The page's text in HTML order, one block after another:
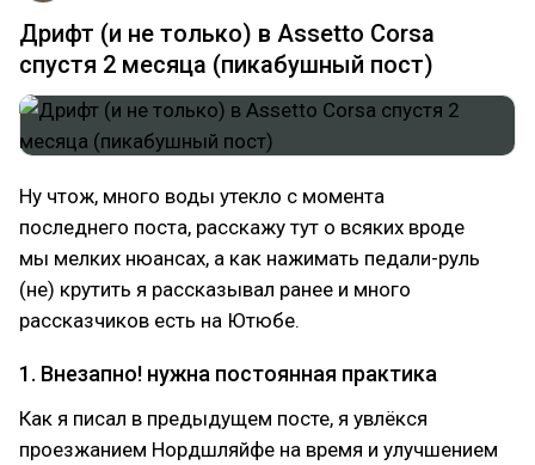
Дрифт (и не только) в Assetto Corsa
спустя 2 месяца (пикабушный пост)
Ну чтож, много воды утекло с момента
последнего поста, расскажу тут о всяких вроде
мы мелких нюансах, а как нажимать педали-руль
(не) крутить я рассказывал ранее и много
рассказчиков есть на Ютюбе.
1. Внезапно! нужна постоянная практика
Как я писал в предыдущем посте, я увлёкся
проезжанием Нордшляйфе на время и улучшением